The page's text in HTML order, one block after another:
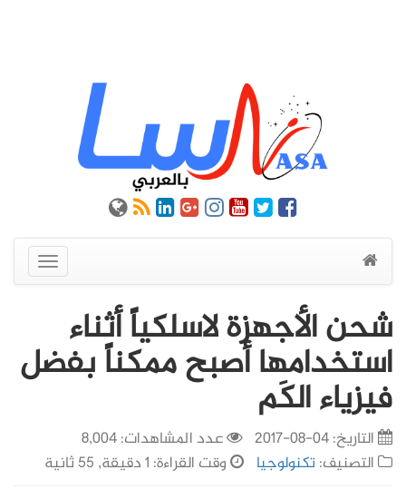
عرض
القائمة
شحن الأجهزة لاسلكياً أثناء
استخدامها أصبح ممكناً بفضل
فيزياء الكَم
التاريخ:04-08-2017
عدد المشاهدات: 8,004
التصنيف:تكنولوجيا وقت القراءة: 1 دقيقة, 55 ثانية